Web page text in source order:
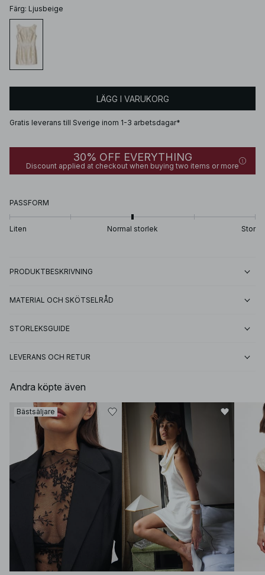
Färg: Ljusbeige
LÄGG I VARUKORG
Gratis leverans till Sverige inom 1-3 arbetsdagar*
30% OFF EVERYTHING
Discount applied at checkout when buying two items or more
PASSFORM
Liten Normal storlek Stor
PRODUKTBESKRIVNING
MATERIAL OCH SKÖTSELRÅD
STORLEKSGUIDE
LEVERANS OCH RETUR
Andra köpte även
Bästsäljare